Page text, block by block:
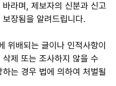
라며, 제보자의 신분과 신고
장됨을 알려드립니다.
위배되는 글이나 인적사항이
제 또는 조사하지 않을 수
는 경우 법에 의하여 처벌될